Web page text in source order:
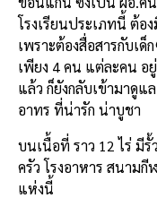
โรงเรียนประเภทนี้ ต้อ
เพราะต้องสื่อสารกับเด็
เพียง 4 คน แต่ละคน
แล้ว ก็ยังกลับเข้ามาดูแ
อาทร ที่น่ารัก น่าบูชา
บนเนื้อที่ ราว 12 ไร่ มีรั้
ครัว โรงอาหาร สนามกี
แห่งนี้